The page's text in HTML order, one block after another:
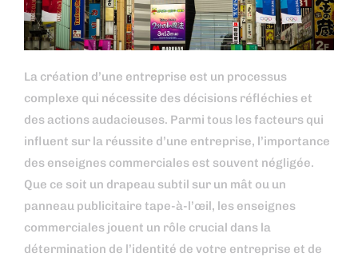
La création d’une entreprise est un processus
complexe qui nécessite des décisions réfléchies et
des actions audacieuses. Parmi tous les facteurs qui
influent sur la réussite d’une entreprise, l’importance
des enseignes commerciales est souvent négligée.
Que ce soit un drapeau subtil sur un mât ou un
panneau publicitaire tape-à-l’œil, les enseignes
commerciales jouent un rôle crucial dans la
détermination de l’identité de votre entreprise et de